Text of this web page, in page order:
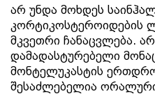
არ უნდა მოხდეს
კორტიკოსტეროიდების
მკვეთრი ჩანაცვლება.
დამადასტურებელი
მონტელუკასტის
შესაძლებელია